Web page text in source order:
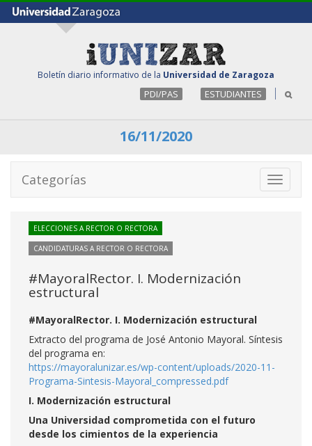
Boletín diario informativo de la Universidad de Zaragoza
PDI/PAS ESTUDIANTES
16/11/2020
Toggle
Categorías
ELECCIONES A RECTOR O RECTORA
CANDIDATURAS A RECTOR O RECTORA
#MayoralRector. I. Modernización
estructural
#MayoralRector. I. Modernización estructural
Extracto del programa de José Antonio Mayoral. Síntesis
del programa en:
https://mayoralunizar.es/wp-content/uploads/2020-11-
Programa-Sintesis-Mayoral_compressed.pdf
I. Modernización estructural
Una Universidad comprometida con el futuro
desde los cimientos de la experiencia